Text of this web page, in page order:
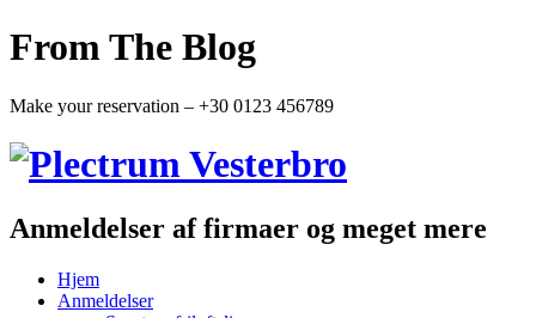
From The Blog
Make your reservation – +30 0123 456789
Anmeldelser af firmaer og meget mere
Hjem
Anmeldelser